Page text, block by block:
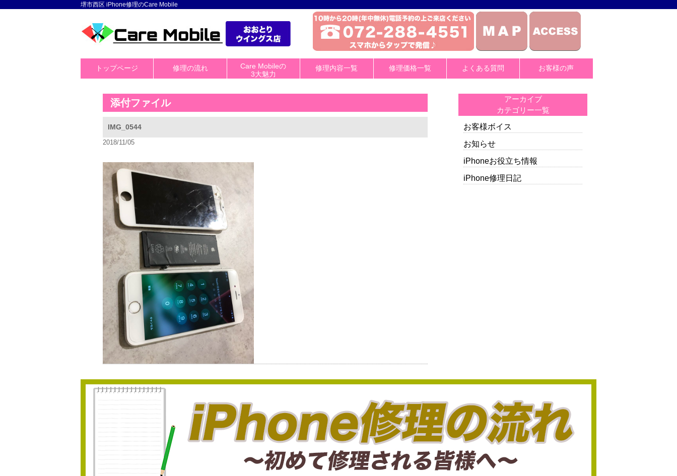
堺市西区 iPhone修理のCare Mobile
トップページ 修理の流れ
Care Mobileの
3大魅力
修理内容一覧 修理価格一覧 よくある質問 お客様の声
添付ファイル
IMG_0544
2018/11/05
アーカイブ
カテゴリー一覧
お客様ボイス
お知らせ
iPhoneお役立ち情報
iPhone修理日記